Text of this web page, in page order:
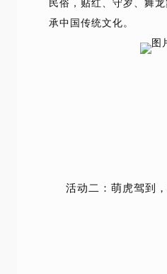
承中国传统文化。
活动二：萌虎驾到